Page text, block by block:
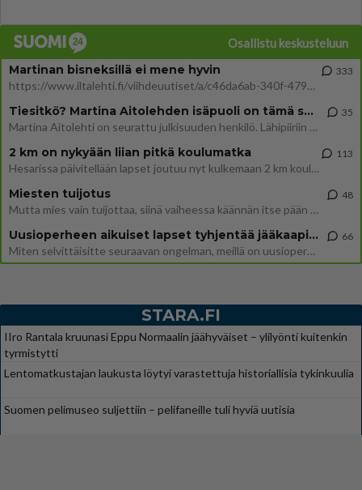
Osallistu keskusteluun
Martinan bisneksillä ei mene hyvin
https://www.iltalehti.fi/viihdeuutiset/a/c46da6ab-340f-4790-aaa7-0865eed2336 Yrityksen konkurssihakemus on tullut kärä
333
Tiesitkö? Martina Aitolehden isäpuoli on tämä suosittu laulaja
Martina Aitolehti on seurattu julkisuuden henkilö. Lähipiiriin mahtuu muitakin tunnettuja henkilöitä. Tiesitkö, että Ma
35
2 km on nykyään liian pitkä koulumatka
Hesarissa päivitellään lapset joutuu nyt kulkemaan 2 km kouluun jösses. Ruostefillarilla tuo matka menee vaikka miten äk
113
Miesten tuijotus
Mutta mies vain tuijottaa, siinä vaiheessa käännän itse pään pois. Mikä juttu? Yleensä jos joku tuijottaa tai katsoo, hä
48
Uusioperheen aikuiset lapset tyhjentää jääkaapin käydessään
Miten selvittäisitte seuraavan ongelman, meillä on uusioperhe, minulla teini-ikäiset lapset ja puolisolla aikuiset, jotk
66
STARA.FI
IIro Rantala kruunasi Eppu Normaalin jäähyväiset – ylilyönti kuitenkin
tyrmistytti
Lentomatkustajan laukusta löytyi varastettuja historiallisia tykinkuulia
Suomen pelimuseo suljettiin – pelifaneille tuli hyviä uutisia